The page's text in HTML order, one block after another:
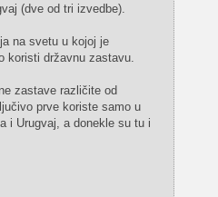
(dve od tri izvedbe).
na svetu u kojoj je
koristi državnu zastavu.
zastave različite od
prve koriste samo u
i Urugvaj, a donekle su tu i